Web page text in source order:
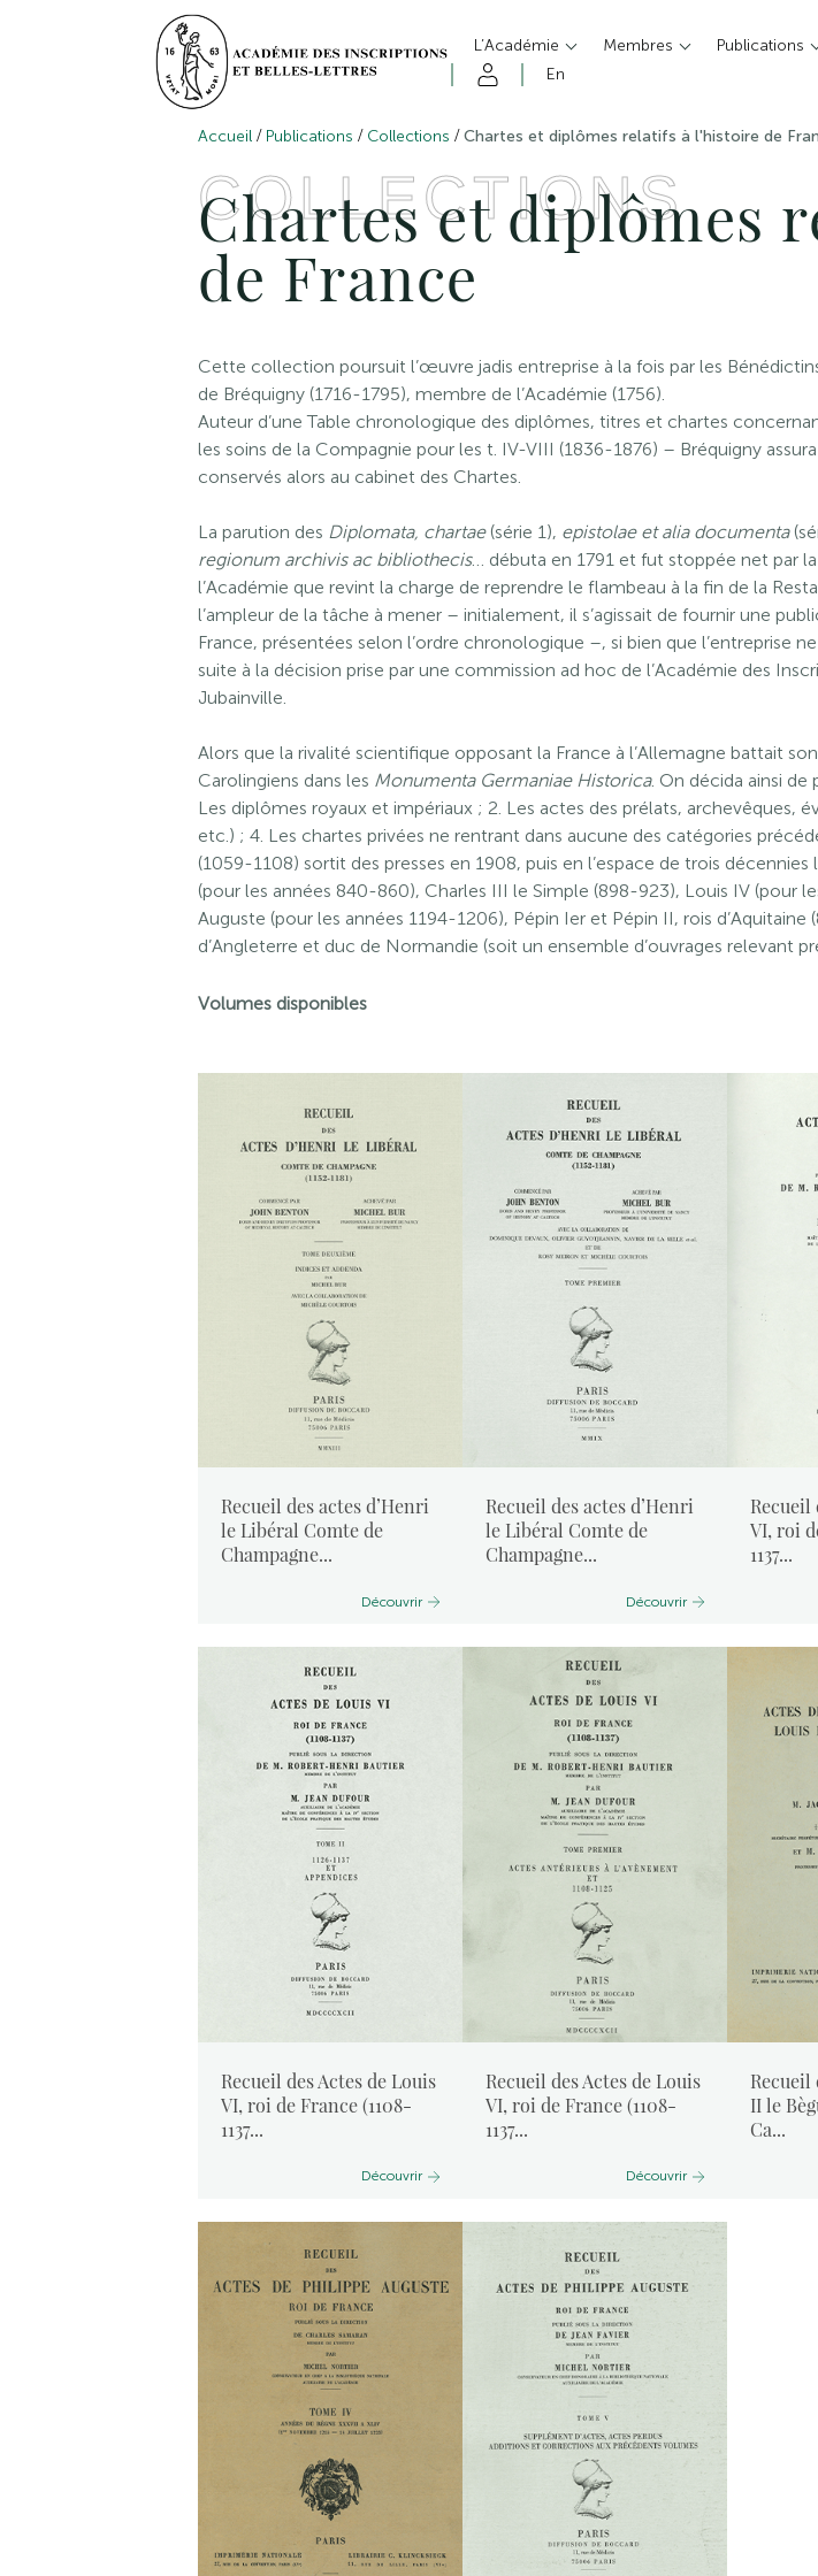
L’Académie Membres Publications
En
Accueil / Publications / Collections /Chartes et diplômes relatifs à l'histoire de
COLLECTIONS
Chartes et diplômes
de France
Cette collection poursuit l’œuvre jadis entreprise à la fois par les
de Bréquigny (1716-1795), membre de l’Académie (1756).
Auteur d’une Table chronologique des diplômes, titres et chartes
les soins de la Compagnie pour les t. IV-VIII (1836-1876) – Bréquigny
conservés alors au cabinet des Chartes.
La parution des Diplomata, chartae(série 1), epistolae et alia documenta
regionum archivis ac bibliothecis… débuta en 1791 et fut stoppée net par
l’Académie que revint la charge de reprendre le flambeau à la fin de la
l’ampleur de la tâche à mener – initialement, il s’agissait de fournir une
France, présentées selon l’ordre chronologique –, si bien que l’entreprise
suite à la décision prise par une commission ad hoc de l’Académie des
Jubainville.
Alors que la rivalité scientifique opposant la France à l’Allemagne battait
Carolingiens dans les Monumenta Germaniae Historica. On décida ainsi de
Les diplômes royaux et impériaux ; 2. Les actes des prélats, archevêques,
etc.) ; 4. Les chartes privées ne rentrant dans aucune des catégories
(1059-1108) sortit des presses en 1908, puis en l’espace de trois
(pour les années 840-860), Charles III le Simple (898-923), Louis IV (pour
Auguste (pour les années 1194-1206), Pépin Ier et Pépin II, rois
d’Angleterre et duc de Normandie (soit un ensemble d’ouvrages relevant
Volumes disponibles
Recueil des actes d’Henri
le Libéral Comte de
Champagne...
Découvrir
Recueil des actes d’Henri
le Libéral Comte de
Champagne...
Découvrir
Recueil
VI, roi
1137...
Recueil des Actes de Louis
VI, roi de France (1108-
1137...
Découvrir
Recueil des Actes de Louis
VI, roi de France (1108-
1137...
Découvrir
Recueil
II le
Ca...